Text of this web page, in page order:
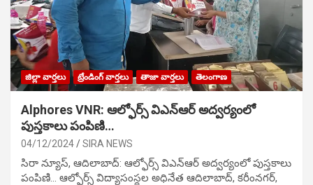
జిల్లా వార్తలు ట్రేండింగ్ వార్తలు తాజా వార్తలు తెలంగాణ
Alphores VNR: ఆల్ఫోర్స్ విఎన్ఆర్ అద్వర్యంలో
పుస్తకాలు పంపిణి…
04/12/2024 SIRA NEWS
సిరా న్యూస్, ఆదిలాబాద్: ఆల్ఫోర్స్ విఎన్ఆర్ అద్వర్యంలో పుస్తకాలు
పంపిణి… ఆల్ఫోర్స్ విద్యాసంస్థల అధినేత ఆదిలాబాద్, కరీంనగర్,